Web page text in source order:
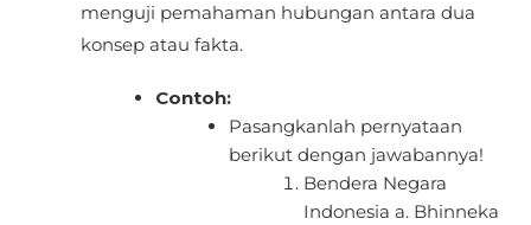
menguji pemahaman hubungan antara dua
konsep atau fakta.
Contoh:
Pasangkanlah pernyataan
berikut dengan jawabannya!
Bendera Negara
Indonesia a. Bhinneka